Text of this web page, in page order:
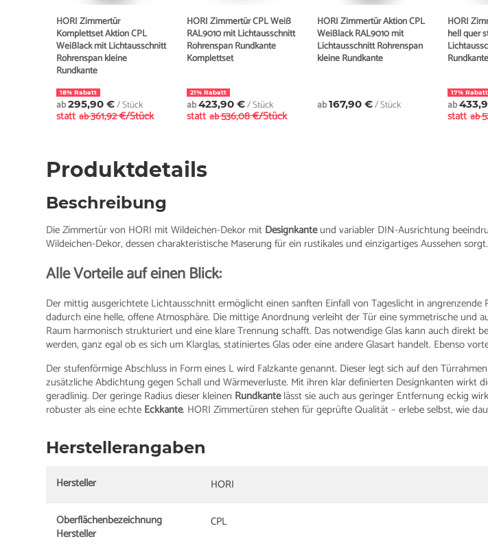
HORI Zimmertür
Komplettset Aktion CPL
Weißlack mit Lichtausschnitt
Röhrenspan kleine
Rundkante
18% Rabatt
ab295,90 €/ Stück
statt ab361,92 €/Stück
HORI Zimmertür CPL Weiß
RAL9010 mit Lichtausschnitt
Röhrenspan Rundkante
Komplettset
21% Rabatt
ab423,90 €/ Stück
statt ab536,08 €/Stück
HORI Zimmertür Aktion CPL
Weißlack RAL9010 mit
Lichtausschnitt Röhrenspan
kleine Rundkante
ab167,90 €/ Stück
HORI
hell quer
17% Rabatt
ab
statt ab
Produktdetails
Beschreibung
Die Zimmertür von HORI mit Wildeichen-Dekor mit Designkanteund variabler DIN-Ausrichtung
Wildeichen-Dekor, dessen charakteristische Maserung für ein rustikales und einzigartiges Aussehen sorgt.
Alle Vorteile auf einen Blick:
Der mittig ausgerichtete Lichtausschnitt ermöglicht einen sanften Einfall von Tageslicht in angrenzende
dadurch eine helle, offene Atmosphäre. Die mittige Anordnung verleiht der Tür eine symmetrische und
Raum harmonisch strukturiert und eine klare Trennung schafft. Das notwendige Glas kann auch direkt
werden, ganz egal ob es sich um Klarglas, statiniertes Glas oder eine andere Glasart handelt. Ebenso
Der stufenförmige Abschluss in Form eines L wird Falzkante genannt. Dieser legt sich auf den
zusätzliche Abdichtung gegen Schall und Wärmeverluste. Mit ihren klar definierten Designkanten wirkt
geradlinig. Der geringe Radius dieser kleinen Rundkantelässt sie auch aus geringer Entfernung eckig
robuster als eine echte Eckkante. HORI Zimmertüren stehen für geprüfte Qualität – erlebe selbst, wie
Herstellerangaben
Hersteller HORI
Oberflächenbezeichnung
Hersteller
CPL